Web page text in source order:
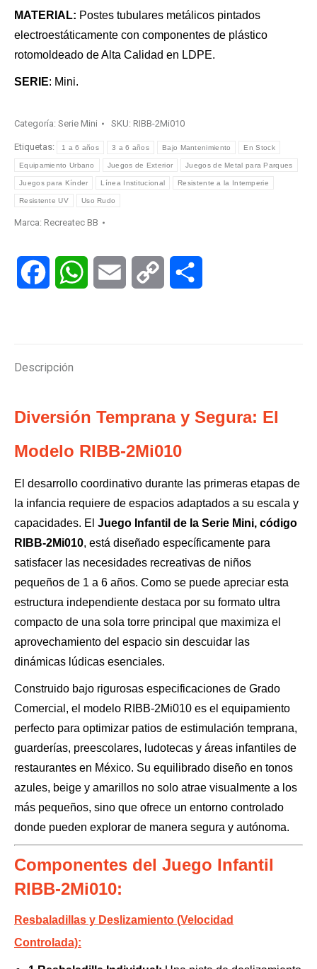
MATERIAL: Postes tubulares metálicos pintados
electroestáticamente con componentes de plástico
rotomoldeado de Alta Calidad en LDPE.
SERIE: Mini.
Categoría: Serie Mini SKU: RIBB-2Mi010
Etiquetas: 1 a 6 años 3 a 6 años Bajo Mantenimiento En Stock
Equipamiento Urbano Juegos de Exterior Juegos de Metal para Parques
Juegos para Kínder Línea Institucional Resistente a la Intemperie
Resistente UV Uso Rudo
Marca: Recreatec BB
Facebook WhatsAppEmail Copy
Descripción
Diversión Temprana y Segura: El
Modelo RIBB-2Mi010
El desarrollo coordinativo durante las primeras etapas de
la infancia requiere de espacios adaptados a su escala y
capacidades. El Juego Infantil de la Serie Mini, código
RIBB-2Mi010, está diseñado específicamente para
satisfacer las necesidades recreativas de niños
pequeños de 1 a 6 años. Como se puede apreciar esta
estructura independiente destaca por su formato ultra
compacto de una sola torre principal que maximiza el
aprovechamiento del espacio sin descuidar las
dinámicas lúdicas esenciales.
Construido bajo rigurosas especificaciones de Grado
Comercial, el modelo RIBB-2Mi010 es el equipamiento
perfecto para optimizar patios de estimulación temprana,
guarderías, preescolares, ludotecas y áreas infantiles de
restaurantes en México. Su equilibrado diseño en tonos
azules, beige y amarillos no solo atrae visualmente a los
más pequeños, sino que ofrece un entorno controlado
donde pueden explorar de manera segura y autónoma.
Componentes del Juego Infantil
RIBB-2Mi010:
Resbaladillas y Deslizamiento (Velocidad
Controlada):